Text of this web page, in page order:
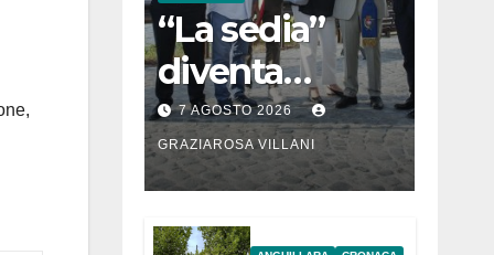
“La sedia”
diventa
Belvedere sul
lago di
Bracciano: ieri
l’inaugurazion
7 AGOSTO 2026
GRAZIAROSA VILLANI